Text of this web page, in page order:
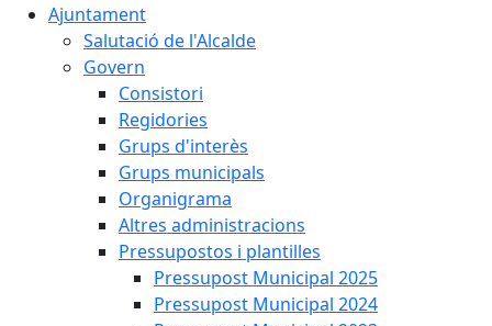
Ajuntament
Salutació de l'Alcalde
Govern
Consistori
Regidories
Grups d'interès
Grups municipals
Organigrama
Altres administracions
Pressupostos i plantilles
Pressupost Municipal 2025
Pressupost Municipal 2024